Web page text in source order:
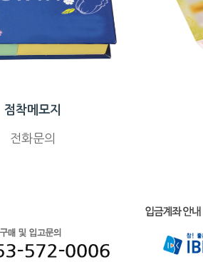
점착메모지
전화문의